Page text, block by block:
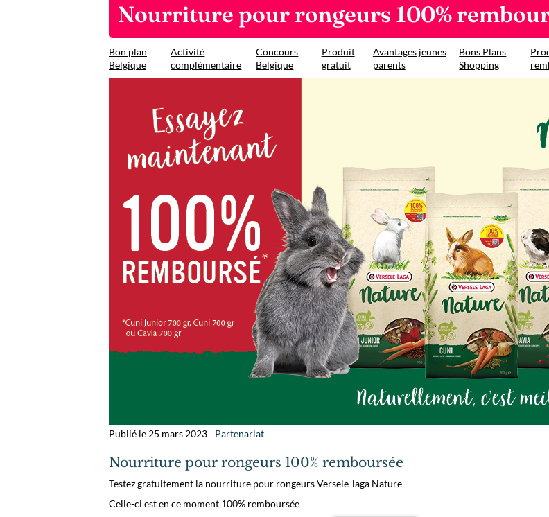
Nourriture pour rongeurs 100%
Bon plan
Belgique
Activité
complémentaire
Concours
Belgique
Produit
gratuit
Avantages jeunes
parents
Bons Plans
Shopping
Publié le 25 mars 2023 Partenariat
Nourriture pour rongeurs 100% remboursée
Testez gratuitement la nourriture pour rongeurs Versele-laga Nature
Celle-ci est en ce moment 100% remboursée